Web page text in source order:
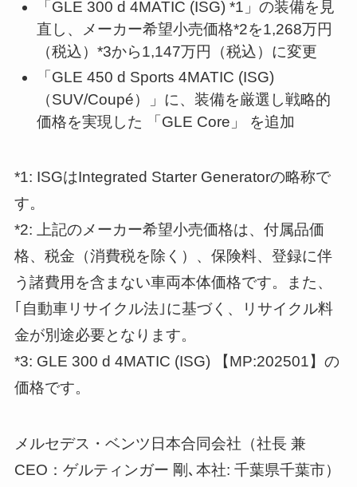
「GLE 300 d 4MATIC (ISG) *1」の装備を見
直し、メーカー希望小売価格*2を1,268万円
（税込）*3から1,147万円（税込）に変更
「GLE 450 d Sports 4MATIC (ISG)
（SUV/Coupé）」に、装備を厳選し戦略的
価格を実現した 「GLE Core」 を追加
*1: ISGはIntegrated Starter Generatorの略称で
す。
*2: 上記のメーカー希望小売価格は、付属品価
格、税金（消費税を除く）、保険料、登録に伴
う諸費用を含まない車両本体価格です。また、
｢自動車リサイクル法｣に基づく、リサイクル料
金が別途必要となります。
*3: GLE 300 d 4MATIC (ISG) 【MP:202501】の
価格です。
メルセデス・ベンツ日本合同会社（社長 兼
CEO：ゲルティンガー 剛､本社: 千葉県千葉市）